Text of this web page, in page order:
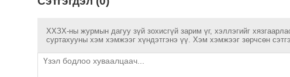
ХХЗХ-ны журмын дагуу зүй зохисгүй зарим үг, хэллэгийг
суртахууны хэм хэмжээг хүндэтгэнэ үү. Хэм хэмжээг зөрчсөн